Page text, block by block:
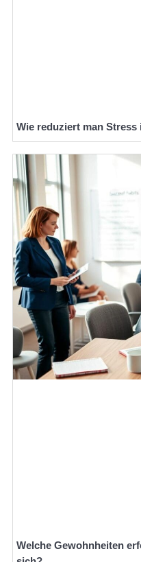
Wie reduziert man Stress
Welche Gewohnheiten